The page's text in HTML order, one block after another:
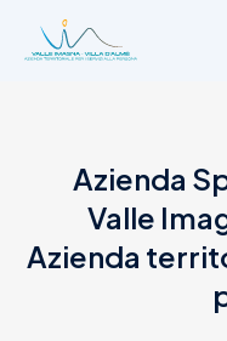
L'Ambito
Cosa facciamo
News
Amministrazione
Azienda
Valle
Azienda